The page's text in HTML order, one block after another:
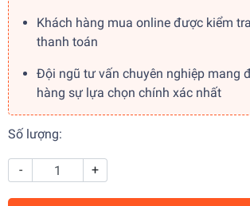
Khách hàng mua online được kiểm
thanh toán
Đội ngũ tư vấn chuyên nghiệp mang
hàng sự lựa chọn chính xác nhất
Số lượng:
- +